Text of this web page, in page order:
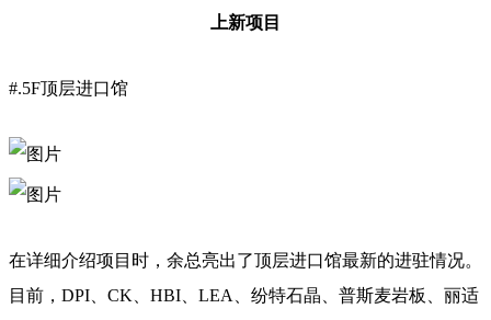
上新项目
#.5F顶层进口馆
在详细介绍项目时，余总亮出了顶层进口馆最新的进驻情况。
目前，DPI、CK、HBI、LEA、纷特石晶、普斯麦岩板、丽适